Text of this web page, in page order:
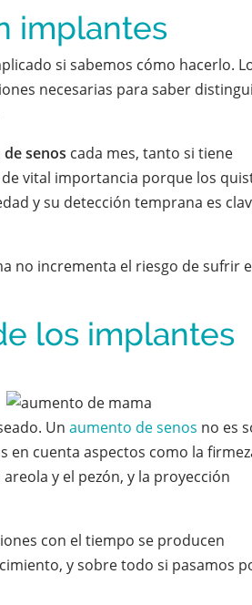
implantes
si sabemos cómo hacerlo.
necesarias para saber
senos cada mes, tanto si tiene
vital importancia porque los
y su detección temprana es
no incrementa el riesgo de sufrir
los implantes
Unaumento de senos no es
en cuenta aspectos como la
y el pezón, y la proyección
con el tiempo se producen
y sobre todo si pasamos